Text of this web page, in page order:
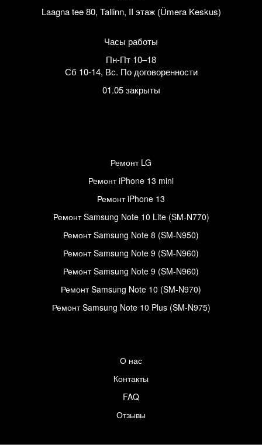
Laagna tee 80, Tallinn, II этаж (Ümera Keskus)
Часы работы
Пн-Пт 10–18
Сб 10-14, Вс. По договоренности
01.05 закрыты
Ремонт LG
Ремонт iPhone 13 mini
Ремонт iPhone 13
Ремонт Samsung Note 10 Lite (SM-N770)
Ремонт Samsung Note 8 (SM-N950)
Ремонт Samsung Note 9 (SM-N960)
Ремонт Samsung Note 9 (SM-N960)
Ремонт Samsung Note 10 (SM-N970)
Ремонт Samsung Note 10 Plus (SM-N975)
О нас
Контакты
FAQ
Отзывы